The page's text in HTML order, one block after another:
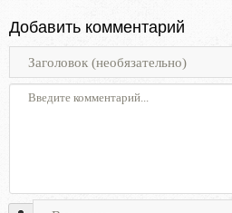
Добавить комментарий